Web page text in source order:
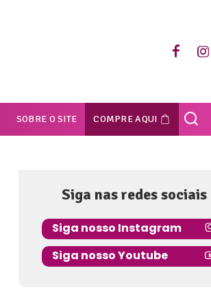
SOBRE O SITE COMPRE AQUI
Siga nas redes sociais
Siga nosso Instagram
Siga nosso Youtube